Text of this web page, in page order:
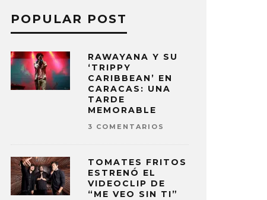
POPULAR POST
RAWAYANA Y SU
‘TRIPPY
CARIBBEAN’ EN
CARACAS: UNA
TARDE
MEMORABLE
3 COMENTARIOS
TOMATES FRITOS
ESTRENÓ EL
VIDEOCLIP DE
“ME VEO SIN TI”